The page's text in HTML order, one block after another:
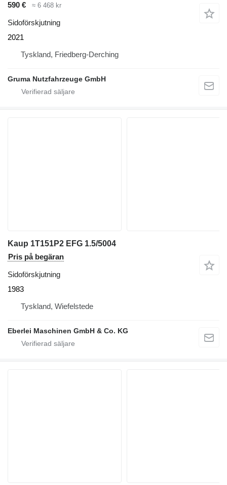
590 € ≈ 6 468 kr
Sidoförskjutning
2021
Tyskland, Friedberg-Derching
Gruma Nutzfahrzeuge GmbH
Kaup 1T151P2 EFG 1.5/5004
Pris på begäran
Sidoförskjutning
1983
Tyskland, Wiefelstede
Eberlei Maschinen GmbH & Co. KG